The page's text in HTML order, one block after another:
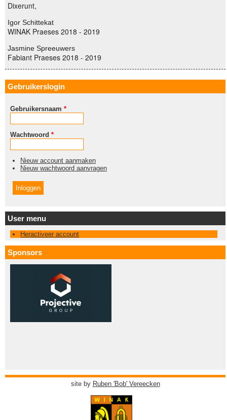
Dixerunt,
Igor Schittekat
WINAK Praeses 2018 - 2019
Jasmine Spreeuwers
Fabiant Praeses 2018 - 2019
Gebruikerslogin
Gebruikersnaam *
Wachtwoord *
Nieuw account aanmaken
Nieuw wachtwoord aanvragen
User menu
Heractiveer account
Sponsors
site by Ruben 'Bob' Vereecken